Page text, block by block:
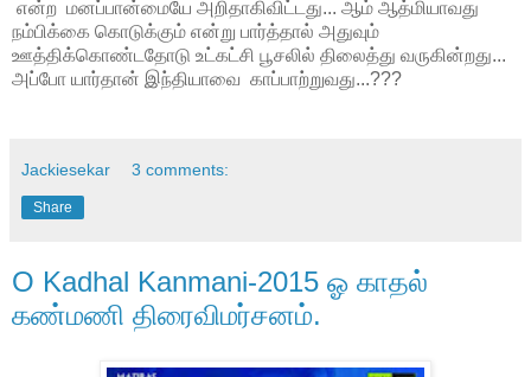
என்ற மனப்பான்மையே அறிதாகிவிட்டது... ஆம் ஆத்மியாவது
நம்பிக்கை கொடுக்கும் என்று பார்த்தால் அதுவும்
ஊத்திக்கொண்டதோடு உட்கட்சி பூசலில் திலைத்து வருகின்றது...
அப்போ யார்தான் இந்தியாவை காப்பாற்றுவது...???
Jackiesekar 3 comments:
Share
O Kadhal Kanmani‬-2015 ஓ காதல்
கண்மணி திரைவிமர்சனம்.